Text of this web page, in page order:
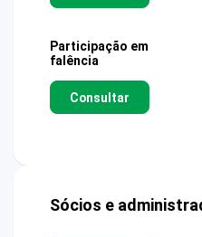
Participação em
falência
Consultar
Sócios e